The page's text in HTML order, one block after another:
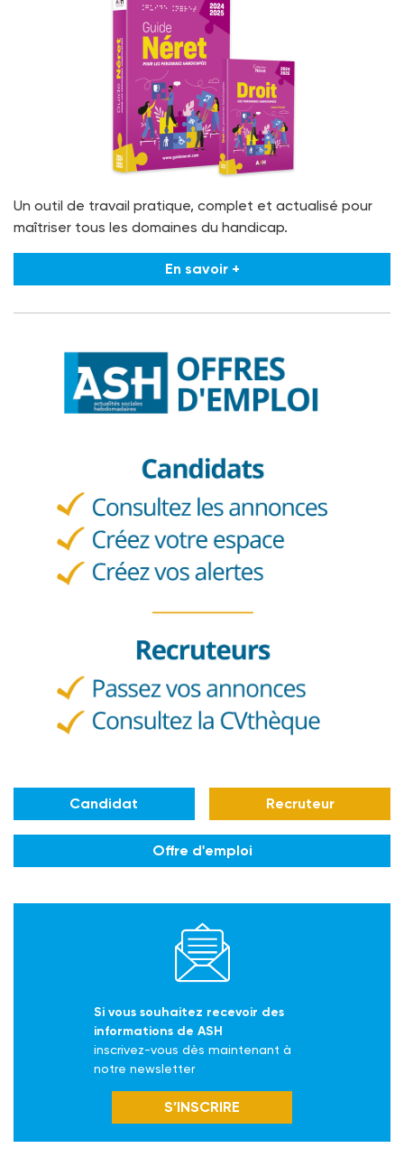
Un outil de travail pratique, complet et actualisé pour
maîtriser tous les domaines du handicap.
En savoir +
Candidat Recruteur
Offre d'emploi
Si vous souhaitez recevoir des
informations de ASH
inscrivez-vous dès maintenant à
notre newsletter
S’INSCRIRE